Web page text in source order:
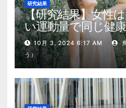
研究結果
【研究結果】女性
い運動量で同じ健
10月 3, 2024 6:17 AM
う）